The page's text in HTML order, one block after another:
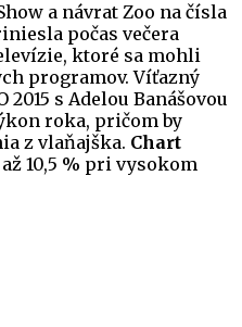
a návrat Zoo na čísla
počas večera
ktoré sa mohli
programov. Víťazný
s Adelou Banášovou
roka, pričom by
z vlaňajška. Chart
10,5 % pri vysokom